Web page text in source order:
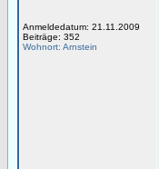
Anmeldedatum: 21.11.2009
Beiträge: 352
Wohnort: Arnstein